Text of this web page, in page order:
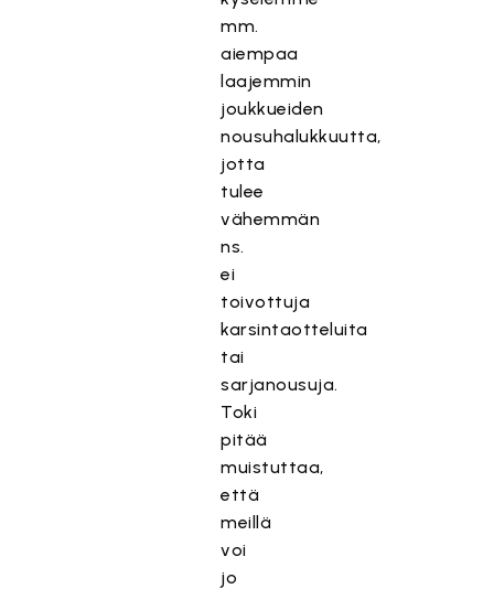
mm.
aiempaa
laajemmin
joukkueiden
nousuhalukkuutta,
jotta
tulee
vähemmän
ns.
ei
toivottuja
karsintaotteluita
tai
sarjanousuja.
Toki
pitää
muistuttaa,
että
meillä
voi
jo